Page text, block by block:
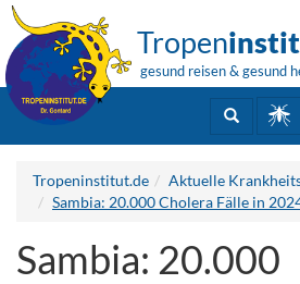
Tropen
gesund reisen & gesund
Tropeninstitut.de
Aktuelle
Sambia: 20.000 Cholera Fälle in
Sambia: 20.000